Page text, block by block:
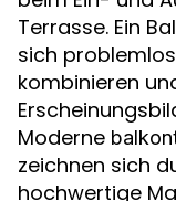
Terrasse. Ein
sich
kombinieren
Moderne
zeichnen sich
hochwertige